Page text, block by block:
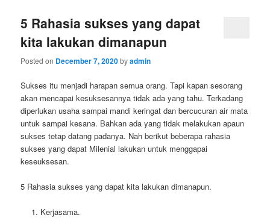
5 Rahasia sukses yang dapat
kita lakukan dimanapun
Posted on December 7, 2020byadmin
Sukses itu menjadi harapan semua orang. Tapi kapan sesorang
akan mencapai kesuksesannya tidak ada yang tahu. Terkadang
diperlukan usaha sampai mandi keringat dan bercucuran air mata
untuk sampai kesana. Bahkan ada yang tidak melakukan apaun
sukses tetap datang padanya. Nah berikut beberapa rahasia
sukses yang dapat Milenial lakukan untuk menggapai
keseuksesan.
5 Rahasia sukses yang dapat kita lakukan dimanapun.
Kerjasama.